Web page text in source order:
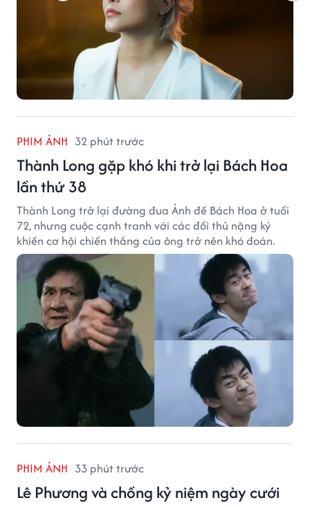
PHIM ẢNH 32 phút trước
Thành Long gặp khó khi trở lại Bách Hoa
lần thứ 38
Thành Long trở lại đường đua Ảnh đế Bách Hoa ở tuổi
72, nhưng cuộc cạnh tranh với các đối thủ nặng ký
khiến cơ hội chiến thắng của ông trở nên khó đoán.
PHIM ẢNH 33 phút trước
Lê Phương và chồng kỷ niệm ngày cưới